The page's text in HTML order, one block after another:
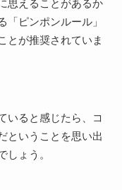
思えることがあるか
「ピンポンルール」
とが推奨されていま
いると感じたら、コ
ということを思い出
しょう。